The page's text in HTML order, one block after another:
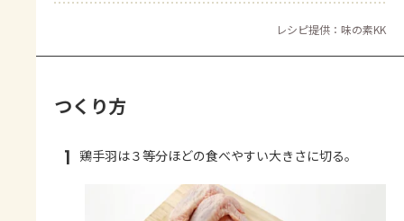
レシピ提供：味の素KK
つくり方
1 鶏手羽は３等分ほどの食べやすい大きさに切る。